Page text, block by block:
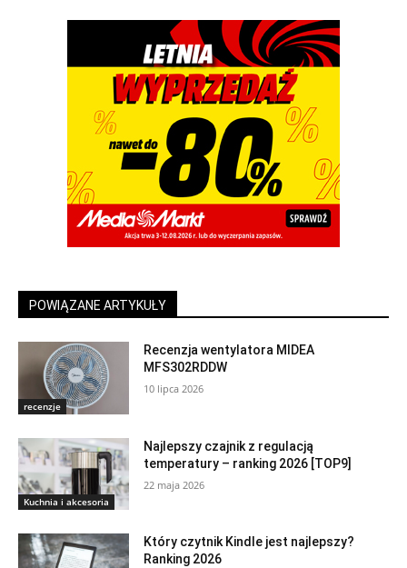
POWIĄZANE ARTYKUŁY
recenzje
Recenzja wentylatora MIDEA
MFS302RDDW
10 lipca 2026
Kuchnia i akcesoria
Najlepszy czajnik z regulacją
temperatury – ranking 2026 [TOP9]
22 maja 2026
Który czytnik Kindle jest najlepszy?
Ranking 2026